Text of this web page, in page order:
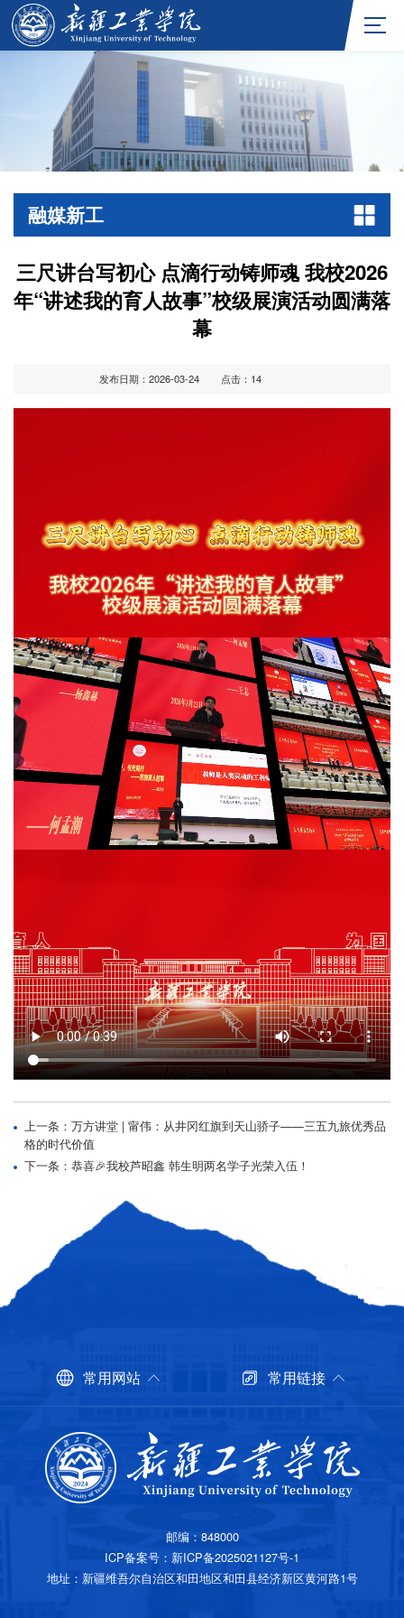
融媒新工
三尺讲台写初心 点滴行动铸师魂 我校2026
年“讲述我的育人故事”校级展演活动圆满落
幕
发布日期：2026-03-24 点击： 14
上一条：万方讲堂 | 甯伟：从井冈红旗到天山骄子——三五九旅优秀品
格的时代价值
下一条：恭喜🎉我校芦昭鑫 韩生明两名学子光荣入伍！
常用网站 常用链接
邮编：848000
ICP备案号 ： 新ICP备2025021127号-1
地址：新疆维吾尔自治区和田地区和田县经济新区黄河路1号